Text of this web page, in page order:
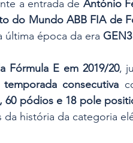
a entrada de António
do Mundo ABB FIA de
última época da era
Fórmula E em 2019/20
temporada consecutiva
60 pódios e 18 pole
história da categoria